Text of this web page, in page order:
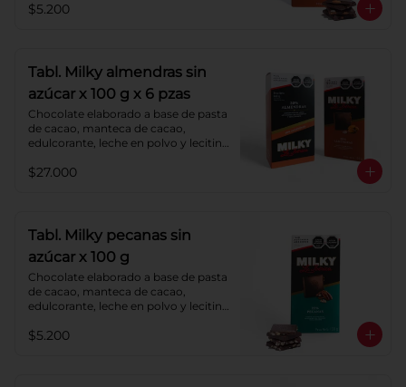
Porcentaje de cacao: 40%.
$5.200
Tabl. Milky almendras sin
azúcar x 100 g x 6 pzas
Chocolate elaborado a base de pasta
de cacao, manteca de cacao,
edulcorante, leche en polvo y lecitina
Porcentaje de cacao: 40%.
$27.000
Tabl. Milky pecanas sin
azúcar x 100 g
Chocolate elaborado a base de pasta
de cacao, manteca de cacao,
edulcorante, leche en polvo y lecitina
Porcentaje de cacao: 40%.
$5.200